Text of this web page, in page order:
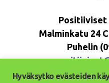
Positiiviset
Malminkatu 24
Puhelin
Hyväksytko evästeiden